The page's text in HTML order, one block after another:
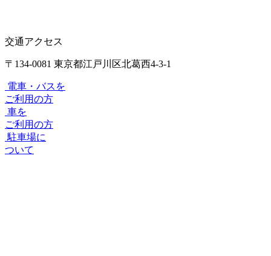
交通アクセス
〒134-0081 東京都江戸川区北葛西4-3-1
電車・バスを
ご利用の方
車を
ご利用の方
駐車場に
ついて